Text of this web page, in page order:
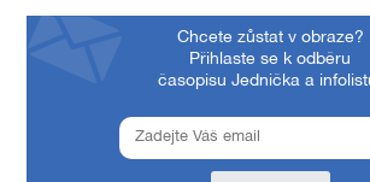
Chcete zůstat v obraze?
Přihlaste se k odběru
časopisu Jednička a